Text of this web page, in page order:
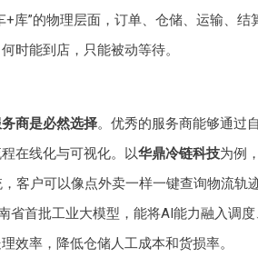
+库”的物理层面，订单、仓储、运输、
时能到店，只能被动等待。
商是必然选择。优秀的服务商能够通过
在线化与可视化。以华鼎冷链科技为例
客户可以像点外卖一样一键查询物流轨
省首批工业大模型，能将AI能力融入调
效率，降低仓储人工成本和货损率。